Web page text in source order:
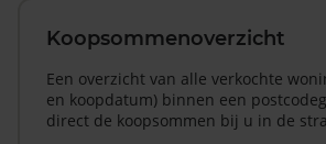
Koopsommenoverzicht
Een overzicht van alle verkochte
en koopdatum) binnen een
direct de koopsommen bij u in de